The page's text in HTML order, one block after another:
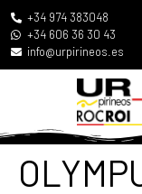
+34 974 383048
+34 606 36 30 43
info@urpirineos.es